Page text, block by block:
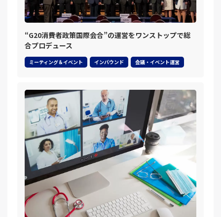
“G20消費者政策国際会合”の運営をワンストップで総
合プロデュース
ミーティング＆イベント インバウンド 会議・イベント運営